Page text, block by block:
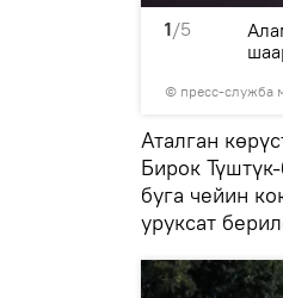
1/5
© пресс-служба
Аталган
Бирок
буга чейин
уруксат